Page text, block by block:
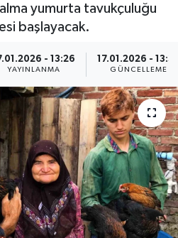
yumurta tavukçuluğu
başlayacak.
- 13:26
YAYINLANMA
17.01.2026 -
GÜNCELLEME